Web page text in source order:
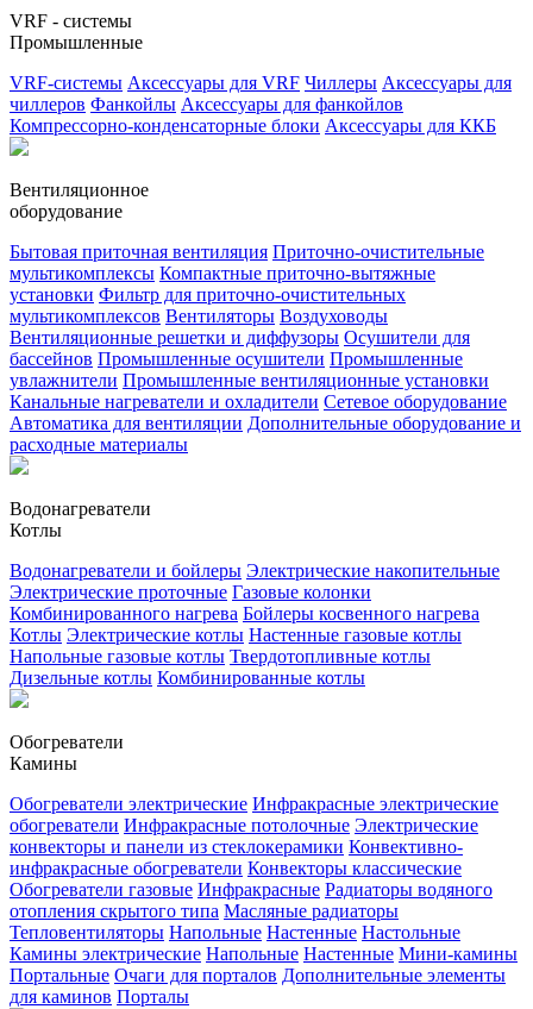
VRF - системы
Промышленные
VRF-системы Аксессуары для VRF Чиллеры Аксессуары для
чиллеров Фанкойлы Аксессуары для фанкойлов
Компрессорно-конденсаторные блоки Аксессуары для ККБ
Вентиляционное
оборудование
Бытовая приточная вентиляция Приточно-очистительные
мультикомплексы Компактные приточно-вытяжные
установки Фильтр для приточно-очистительных
мультикомплексов Вентиляторы Воздуховоды
Вентиляционные решетки и диффузоры Осушители для
бассейнов Промышленные осушители Промышленные
увлажнители Промышленные вентиляционные установки
Канальные нагреватели и охладители Сетевое оборудование
Автоматика для вентиляции Дополнительные оборудование и
расходные материалы
Водонагреватели
Котлы
Водонагреватели и бойлеры Электрические накопительные
Электрические проточные Газовые колонки
Комбинированного нагрева Бойлеры косвенного нагрева
Котлы Электрические котлы Настенные газовые котлы
Напольные газовые котлы Твердотопливные котлы
Дизельные котлы Комбинированные котлы
Обогреватели
Камины
Обогреватели электрические Инфракрасные электрические
обогреватели Инфракрасные потолочные Электрические
конвекторы и панели из стеклокерамики Конвективно-
инфракрасные обогреватели Конвекторы классические
Обогреватели газовые Инфракрасные Радиаторы водяного
отопления скрытого типа Масляные радиаторы
Тепловентиляторы Напольные Настенные Настольные
Камины электрические Напольные Настенные Мини-камины
Портальные Очаги для порталов Дополнительные элементы
для каминов Порталы